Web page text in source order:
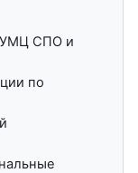
СПО и
по